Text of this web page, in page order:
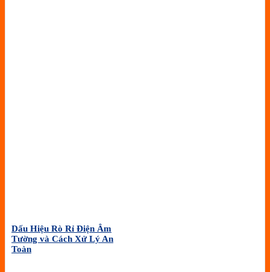
Dấu Hiệu Rò Rỉ Điện Âm
Tường và Cách Xử Lý An
Toàn